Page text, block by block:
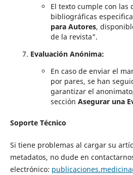
El texto cumple con las
bibliográficas
para Autores,
de la revista".
Evaluación Anónima:
En caso de enviar el
por pares, se han
garantizar el
sección Asegurar una
Soporte Técnico
Si tiene problemas al cargar su
metadatos, no dude en
electrónico: